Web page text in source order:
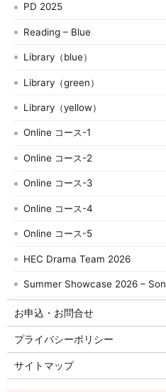
PD 2025
Reading – Blue
Library（blue）
Library（green）
Library（yellow）
Online コース-1
Online コース-2
Online コース-3
Online コース-4
Online コース-5
HEC Drama Team 2026
Summer Showcase 2026 –
お申込・お問合せ
プライバシーポリシー
サイトマップ